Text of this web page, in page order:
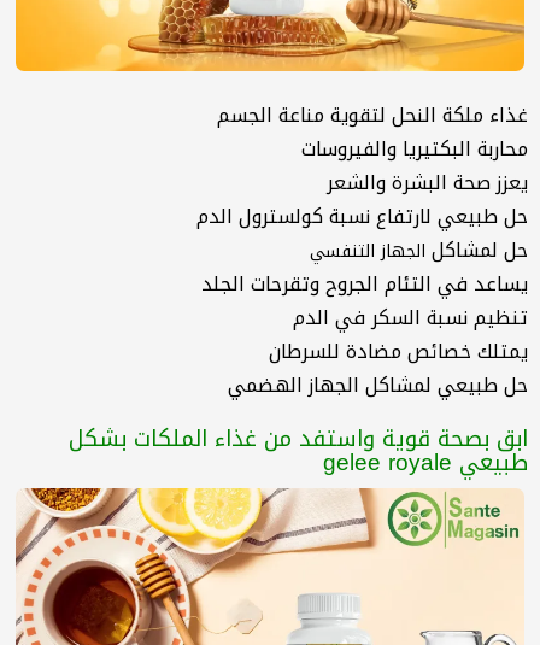
غذاء ملكة النحل لتقوية مناعة الجسم
محاربة البكتيريا والفيروسات
يعزز صحة البشرة والشعر
حل طبيعي لارتفاع نسبة كولسترول الدم
حل لمشاكل الجهاز التنفسي
يساعد في التئام الجروح وتقرحات الجلد
تنظيم نسبة السكر في الدم
يمتلك خصائص مضادة للسرطان
حل طبيعي لمشاكل الجهاز الهضمي
ابق بصحة قوية واستفد من غذاء الملكات بشكل
طبيعي gelee royale